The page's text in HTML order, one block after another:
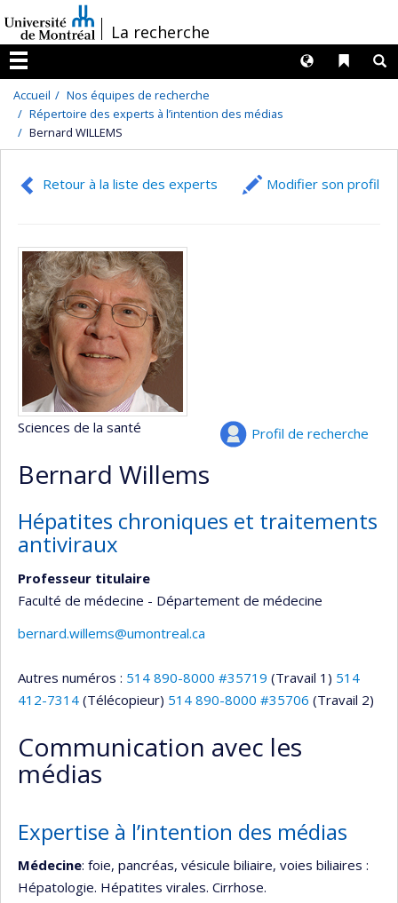
au
contenu
/La recherche
Menu
Liens
Langues
Accueil
Nos équipes de recherche
Répertoire des experts à l’intention des médias
Bernard WILLEMS
Retour à la liste des experts Modifier son profil
Profil de recherche
Sciences de la santé
Bernard Willems
Hépatites chroniques et traitements
antiviraux
Professeur titulaire
Faculté de médecine - Département de médecine
bernard.willems@umontreal.ca
Autres numéros : 514 890-8000 #35719 (Travail 1) 514
412-7314 (Télécopieur) 514 890-8000 #35706 (Travail 2)
Communication avec les
médias
Expertise à l’intention des médias
Médecine: foie, pancréas, vésicule biliaire, voies biliaires :
Hépatologie. Hépatites virales. Cirrhose.